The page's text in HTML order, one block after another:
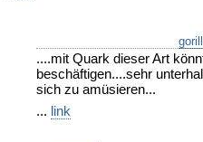
....mit Quark dieser Art
beschäftigen....sehr
sich zu amüsieren...
... link